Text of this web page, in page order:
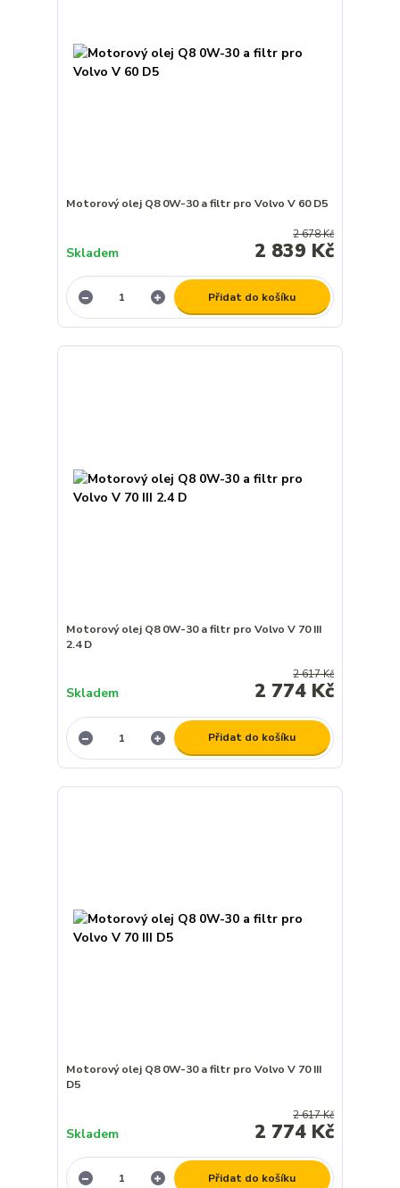
Motorový olej Q8 0W-30 a filtr pro Volvo V 60 D5
2 678 Kč
2 839 Kč
Skladem
Přidat do košíku
Motorový olej Q8 0W-30 a filtr pro Volvo V 70 III
2.4 D
2 617 Kč
2 774 Kč
Skladem
Přidat do košíku
Motorový olej Q8 0W-30 a filtr pro Volvo V 70 III
D5
2 617 Kč
2 774 Kč
Skladem
Přidat do košíku